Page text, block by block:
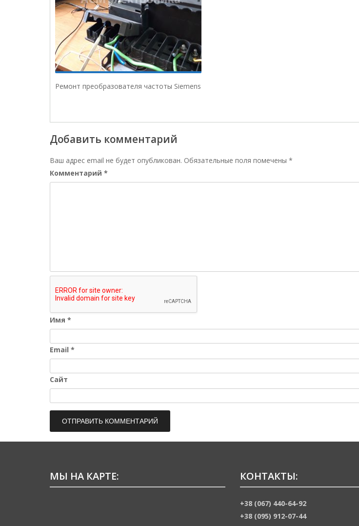
Ремонт преобразователя частоты Siemens
Добавить комментарий
Ваш адрес email не будет опубликован. Обязательные поля помечены *
Комментарий *
Имя *
Email *
Сайт
МЫ НА КАРТЕ: КОНТАКТЫ:
+38 (067) 440-64-92
+38 (095) 912-07-44